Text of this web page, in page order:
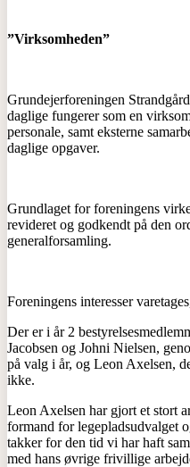
”Virksomheden”
Grundejerforeningen
daglige fungerer som en
personale, samt eksterne
daglige opgaver.
Grundlaget for foreningens
revideret og godkendt på den
generalforsamling.
Foreningens interesser
Der er i år 2
Jacobsen og Johni Nielsen,
på valg i år, og Leon Axelsen,
ikke.
Leon Axelsen har gjort et stort
formand for legepladsudvalget
takker for den tid vi har haft
med hans øvrige frivillige